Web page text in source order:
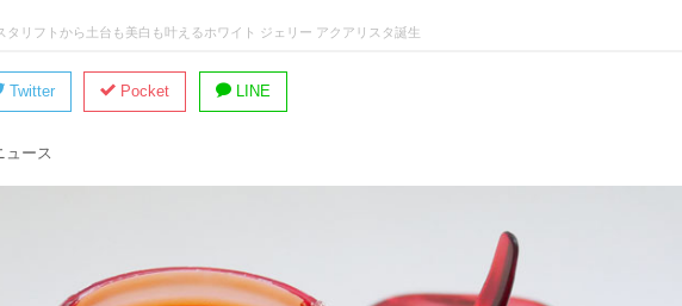
タリフトから土台も美白も叶えるホワイト ジェリー アクアリスタ誕生
Twitter Pocket LINE
ュース